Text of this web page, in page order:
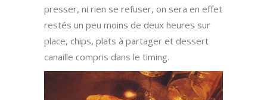
presser, ni rien se refuser, on sera en effet
restés un peu moins de deux heures sur
place, chips, plats à partager et dessert
canaille compris dans le timing.